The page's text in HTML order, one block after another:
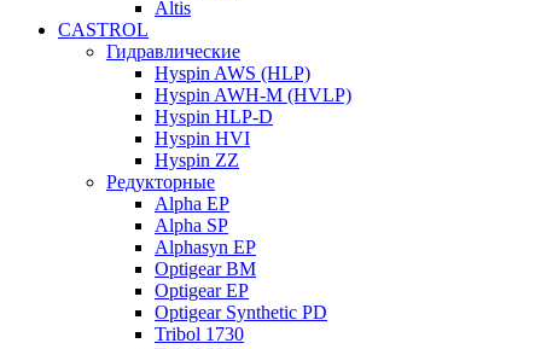
Altis
CASTROL
Гидравлические
Hyspin AWS (HLP)
Hyspin AWH-M (HVLP)
Hyspin HLP-D
Hyspin HVI
Hyspin ZZ
Редукторные
Alpha EP
Alpha SP
Alphasyn EP
Optigear BM
Optigear EP
Optigear Synthetic PD
Tribol 1730